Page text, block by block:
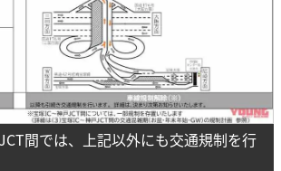
間では、上記以外にも交通規制を行